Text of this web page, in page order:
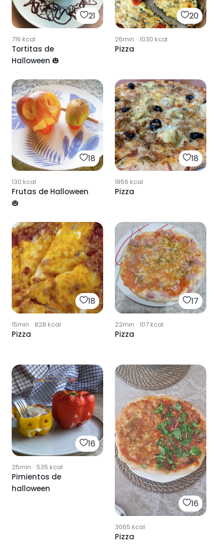
21
716 kcal
Tortitas de
Halloween 🎃
20
26min · 1030 kcal
Pizza
18
130 kcal
Frutas de Halloween
🎃
18
1856 kcal
Pizza
18
15min · 828 kcal
Pizza
17
22min · 107kcal
Pizza
16
25min · 535 kcal
Pimientos de
halloween
16
3065 kcal
Pizza